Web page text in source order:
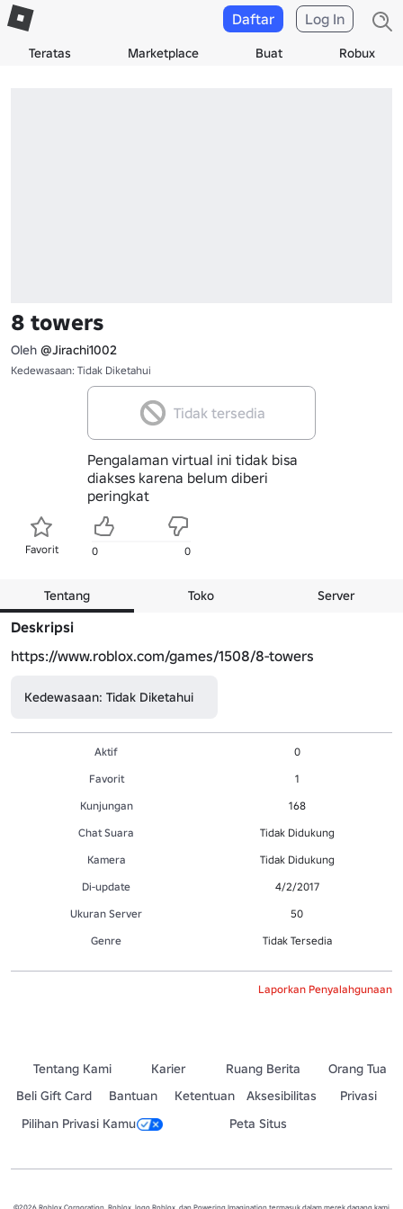
Teratas Marketplace Buat Robux
Daftar Log In
8 towers
Oleh @Jirachi1002
Kedewasaan: Tidak Diketahui
Tidak tersedia
Pengalaman virtual ini tidak bisa
diakses karena belum diberi
peringkat
Favorit 0 0
Tentang Toko Server
Deskripsi
https://www.roblox.com/games/1508/8-towers
Kedewasaan: Tidak Diketahui
Aktif
0
Favorit
1
Kunjungan
168
Chat Suara
Tidak Didukung
Kamera
Tidak Didukung
Di-update
4/2/2017
Ukuran Server
50
Genre
Tidak Tersedia
Laporkan Penyalahgunaan
Tentang Kami Karier Ruang Berita
Orang Tua
Beli Gift Card
Bantuan Ketentuan Aksesibilitas
Privasi
Pilihan Privasi Kamu
Peta Situs
©2026 Roblox Corporation. Roblox, logo Roblox, dan Powering Imagination termasuk dalam merek dagang kami